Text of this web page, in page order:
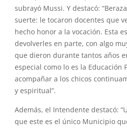
subrayó Mussi. Y destacó:
suerte: le tocaron docentes que
hecho honor a la vocación. Esta
devolverles en parte, con algo
que dieron durante tantos años
especial como lo es la Educación
acompañar a los chicos
y espiritual”.
Además, el Intendente destacó:
que este es el único Municipio